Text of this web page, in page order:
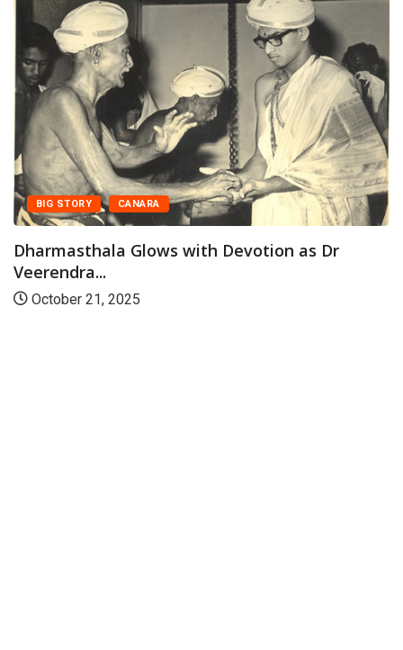
BIG STORY CANARA
Dharmasthala Glows with Devotion as Dr
Veerendra...
October 21, 2025